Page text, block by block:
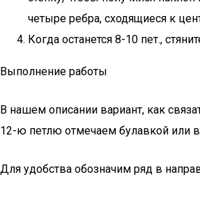
четыре ребра, сходящиеся к
Когда останется 8-10 пет.,
Выполнение работы
В нашем описании вариант, как
12-ю петлю отмечаем булавкой или
Для удобства обозначим ряд в